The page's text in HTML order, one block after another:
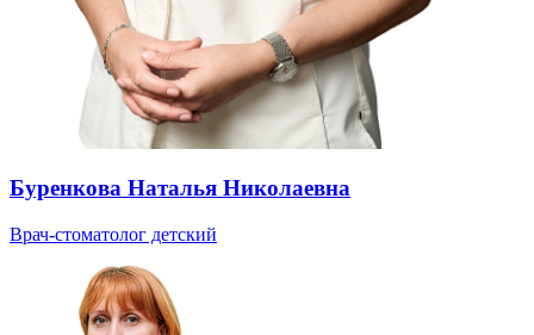
Буренкова Наталья Николаевна
Врач-стоматолог детский